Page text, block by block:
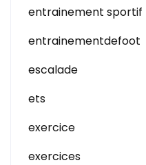
entrainement sportif
entrainementdefoot
escalade
ets
exercice
exercices